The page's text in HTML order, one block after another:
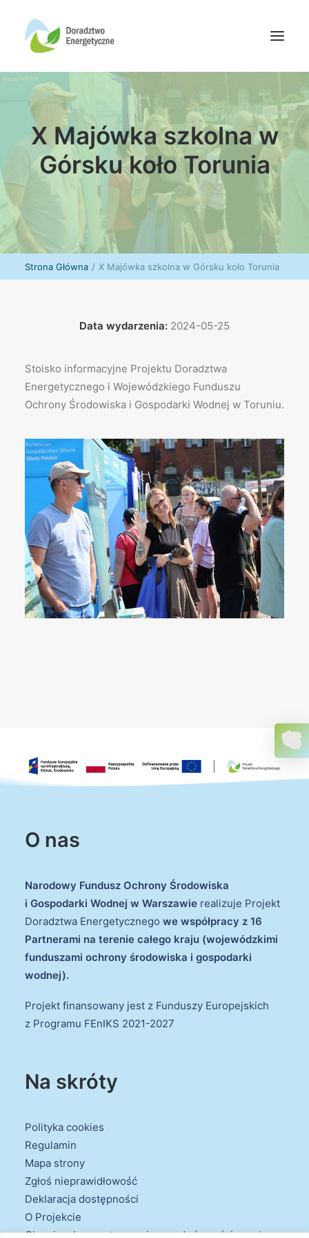
Oferta doradców
Aktualności
Wydarzenia
Oferta finansowania
Kontakt
X Majówka szkolna w
Górsku koło Torunia
Strona Główna X Majówka szkolna w Górsku koło Torunia
Data wydarzenia: 2024-05-25
Stoisko informacyjne Projektu Doradztwa
Energetycznego i Wojewódzkiego Funduszu
Ochrony Środowiska i Gospodarki Wodnej w Toruniu.
O nas
Narodowy Fundusz Ochrony Środowiska
i Gospodarki Wodnej w Warszawie realizuje Projekt
Doradztwa Energetycznego we współpracy z 16
Partnerami na terenie całego kraju (wojewódzkimi
funduszami ochrony środowiska i gospodarki
wodnej).
Projekt finansowany jest z Funduszy Europejskich
z Programu FEnIKS 2021-2027
Na skróty
Polityka cookies
Regulamin
Mapa strony
Zgłoś nieprawidłowość
Deklaracja dostępności
O Projekcie
Obowiązek przestrzegania zasad równościowych